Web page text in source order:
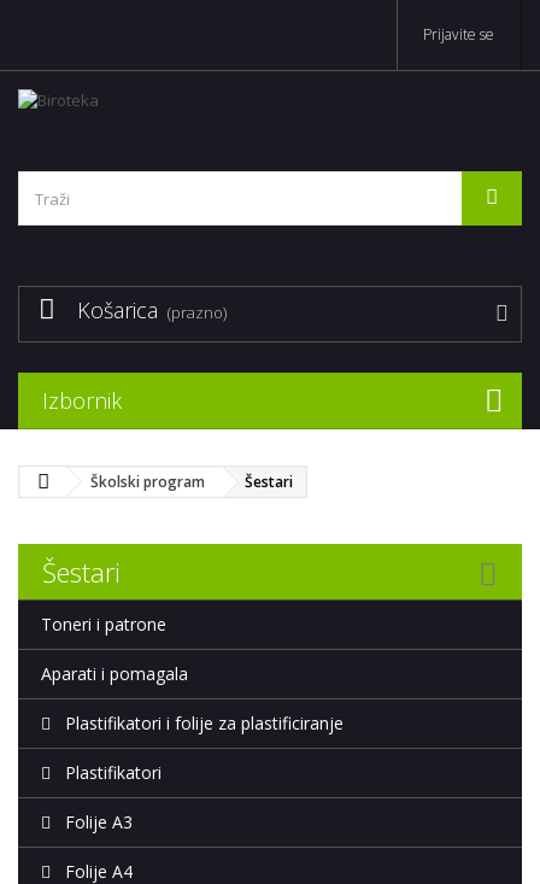
Prijavite se
Košarica (prazno)
Izbornik
Školski program Šestari
Šestari
Toneri i patrone
Aparati i pomagala
Plastifikatori i folije za plastificiranje
Plastifikatori
Folije A3
Folije A4